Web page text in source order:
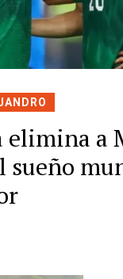
a
sueño